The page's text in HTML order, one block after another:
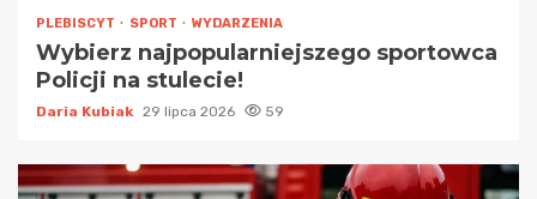
PLEBISCYT SPORT WYDARZENIA
Wybierz najpopularniejszego sportowca
Policji na stulecie!
Daria Kubiak 29 lipca 2026 59